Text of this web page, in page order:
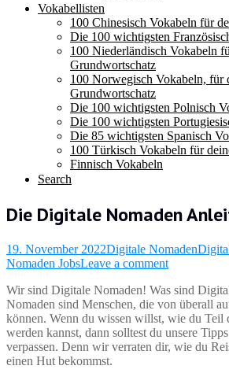
Vokabellisten
100 Chinesisch Vokabeln für
Die 100 wichtigsten
100 Niederländisch Vokabeln
Grundwortschatz
100 Norwegisch Vokabeln, für
Grundwortschatz
Die 100 wichtigsten Polnisch
Die 100 wichtigsten
Die 85 wichtigsten Spanisch
100 Türkisch Vokabeln für
Finnisch Vokabeln
Search
Die Digitale Nomaden
19. November 2022Digitale Nomaden
Nomaden JobsLeave a comment
Wir sind Digitale Nomaden! Was sind
Nomaden sind Menschen, die von überall
können. Wenn du wissen willst, wie du Teil
werden kannst, dann solltest du unsere
verpassen. Denn wir verraten dir, wie du
einen Hut bekommst.